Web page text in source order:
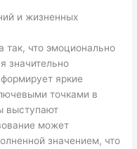
и жизненных
так, что эмоционально
значительно
яркие
точками в
выступают
может
значением, что